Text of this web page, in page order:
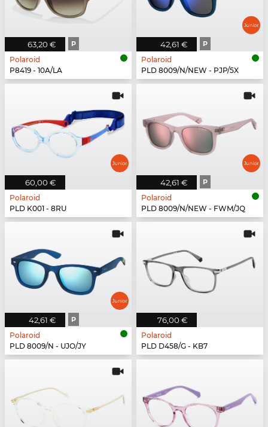
63,20 € P
Polaroid
P8419 - 10A/LA
42,61 € P
Polaroid
PLD 8009/N/NEW - PJP/5X
60,00 €
Polaroid
PLD K001 - 8RU
42,61 € P
Polaroid
PLD 8009/N/NEW - FWM/JQ
42,61 € P
Polaroid
PLD 8009/N - UJO/JY
76,00 €
Polaroid
PLD D458/G - KB7